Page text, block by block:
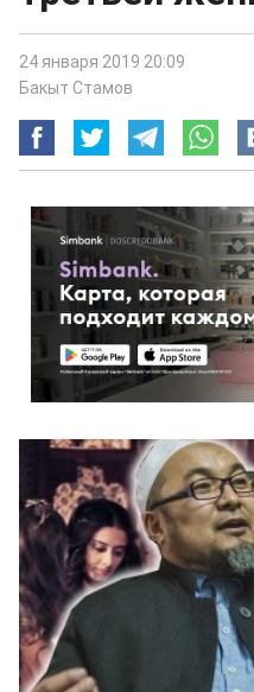
24 января 2019 20:09
Бакыт Стамов